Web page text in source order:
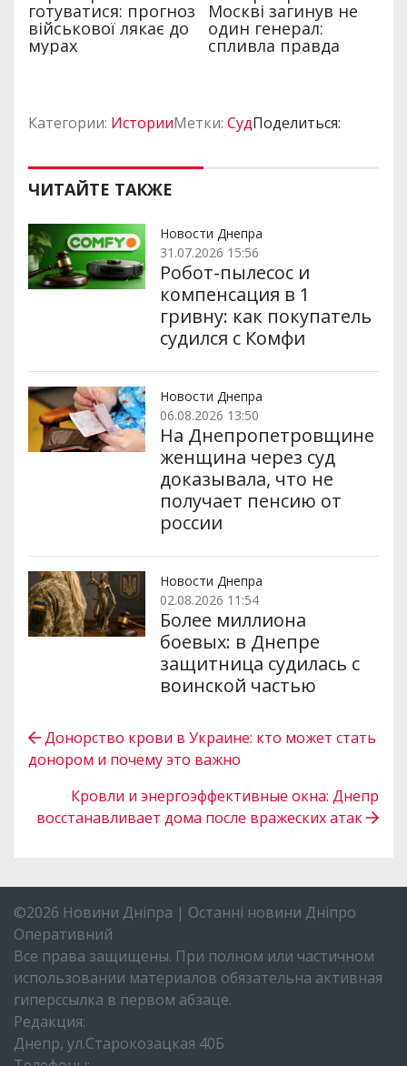
Категории: ИсторииМетки: СудПоделиться:
ЧИТАЙТЕ ТАКЖЕ
Новости Днепра
31.07.2026 15:56
Робот-пылесос и
компенсация в 1
гривну: как покупатель
судился с Комфи
Новости Днепра
06.08.2026 13:50
На Днепропетровщине
женщина через суд
доказывала, что не
получает пенсию от
россии
Новости Днепра
02.08.2026 11:54
Более миллиона
боевых: в Днепре
защитница судилась с
воинской частью
Донорство крови в Украине: кто может стать
донором и почему это важно
Кровли и энергоэффективные окна: Днепр
восстанавливает дома после вражеских атак
©2026 Новини Дніпра | Останні новини Дніпро
Оперативний
Все права защищены. При полном или частичном
использовании материалов обязательна активная
гиперссылка в первом абзаце.
Редакция:
Днепр, ул.Старокозацкая 40Б